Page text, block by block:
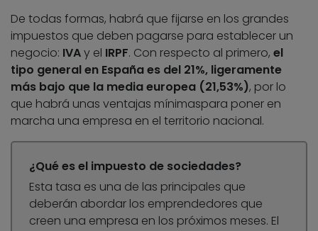
De todas formas, habrá que fijarse en los grandes
impuestos que deben pagarse para establecer un
negocio: IVAy el IRPF. Con respecto al primero, el
tipo general en España es del 21%, ligeramente
más bajo que la media europea (21,53%), por lo
que habrá unas ventajas mínimaspara poner en
marcha una empresa en el territorio nacional.
¿Qué es el impuesto de sociedades?
Esta tasa es una de las principales que
deberán abordar los emprendedores que
creen una empresa en los próximos meses. El